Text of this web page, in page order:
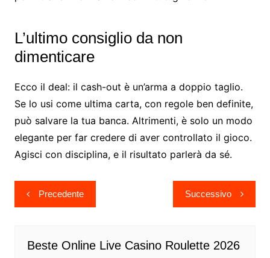
L’ultimo consiglio da non
dimenticare
Ecco il deal: il cash-out è un’arma a doppio taglio.
Se lo usi come ultima carta, con regole ben definite,
può salvare la tua banca. Altrimenti, è solo un modo
elegante per far credere di aver controllato il gioco.
Agisci con disciplina, e il risultato parlerà da sé.
Navigazione
articoli
Precedente Successivo
Beste Online Live Casino Roulette 2026